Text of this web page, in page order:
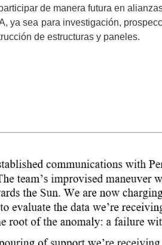
de manera futura en
ya sea para investigación,
de estructuras y paneles.